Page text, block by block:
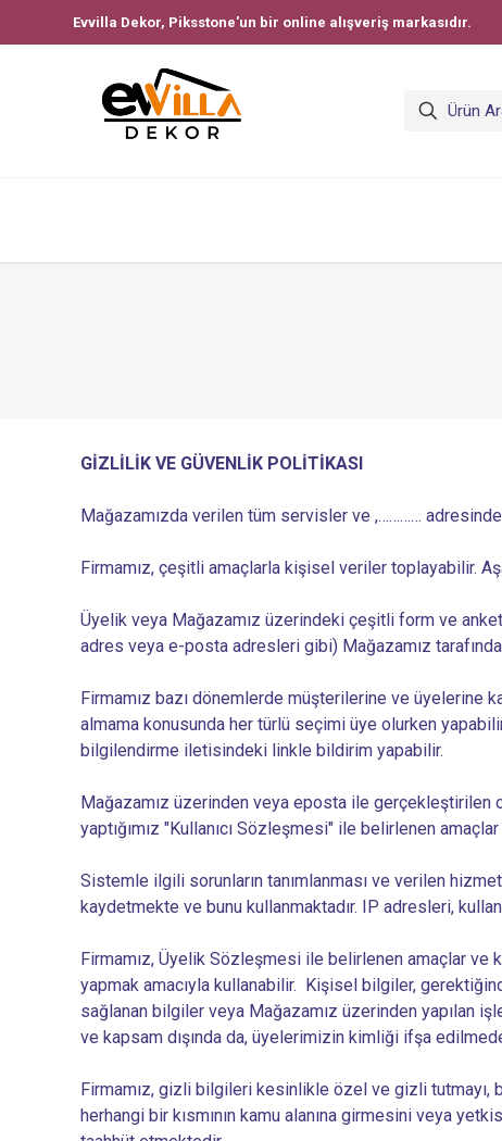
Evvilla Dekor, Piksstone'un bir online alışveriş markasıdır.
GİZLİLİK VE GÜVENLİK POLİTİKASI
Mağazamızda verilen tüm servisler ve ,…………
Firmamız, çeşitli amaçlarla kişisel veriler toplayabilir.
Üyelik veya Mağazamız üzerindeki çeşitli form ve
adres veya e-posta adresleri gibi) Mağazamız
Firmamız bazı dönemlerde müşterilerine ve üyelerine
almama konusunda her türlü seçimi üye olurken
bilgilendirme iletisindeki linkle bildirim yapabilir.
Mağazamız üzerinden veya eposta ile
yaptığımız "Kullanıcı Sözleşmesi" ile belirlenen
Sistemle ilgili sorunların tanımlanması ve verilen
kaydetmekte ve bunu kullanmaktadır. IP adresleri,
Firmamız, Üyelik Sözleşmesi ile belirlenen amaçlar ve
yapmak amacıyla kullanabilir. Kişisel bilgiler,
sağlanan bilgiler veya Mağazamız üzerinden yapılan
ve kapsam dışında da, üyelerimizin kimliği ifşa
Firmamız, gizli bilgileri kesinlikle özel ve gizli tutmayı,
herhangi bir kısmının kamu alanına girmesini veya